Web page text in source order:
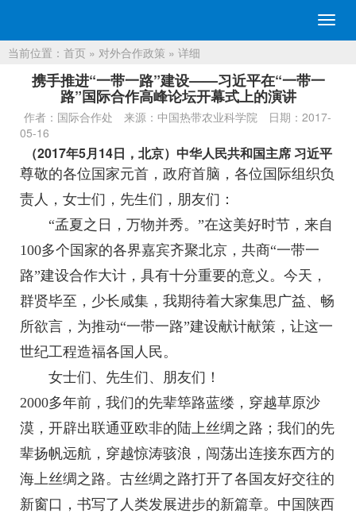
切
换
当前位置： 首页 » 对外合作政策 » 详细
携手推进“一带一路”建设——习近平在“一带一
路”国际合作高峰论坛开幕式上的演讲
作者：国际合作处 来源：中国热带农业科学院
日期：2017-
05-16
（2017年5月14日，北京）中华人民共和国主席 习近平
尊敬的各位国家元首，政府首脑，各位国际组织负
责人，女士们，先生们，朋友们：
“孟夏之日，万物并秀。”在这美好时节，来自
100多个国家的各界嘉宾齐聚北京，共商“一带一
路”建设合作大计，具有十分重要的意义。今天，
群贤毕至，少长咸集，我期待着大家集思广益、畅
所欲言，为推动“一带一路”建设献计献策，让这一
世纪工程造福各国人民。
女士们、先生们、朋友们！
2000多年前，我们的先辈筚路蓝缕，穿越草原沙
漠，开辟出联通亚欧非的陆上丝绸之路；我们的先
辈扬帆远航，穿越惊涛骇浪，闯荡出连接东西方的
海上丝绸之路。古丝绸之路打开了各国友好交往的
新窗口，书写了人类发展进步的新篇章。中国陕西